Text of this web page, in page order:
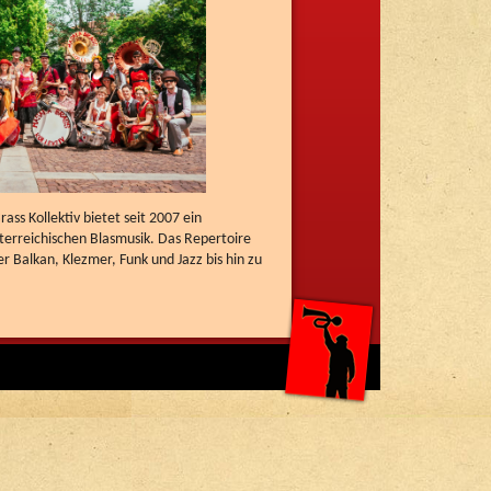
Kollektiv bietet seit 2007 ein
Blasmusik. Das Repertoire
Klezmer, Funk und Jazz bis hin zu